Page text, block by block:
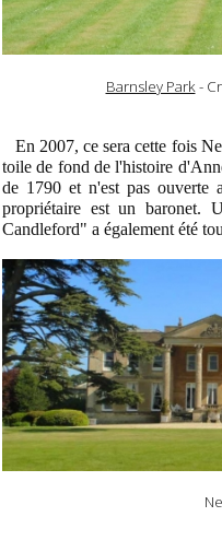
Barnsley Park -
En 2007, ce sera cette fois
toile de fond de l'histoire
de 1790 et n'est pas ouverte
propriétaire est un baronet.
Candleford" a également été